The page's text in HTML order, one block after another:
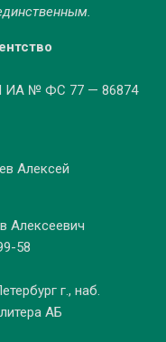
ИА № ФС 77 — 86874
Алексей
Алексеевич
58
г., наб.
АБ